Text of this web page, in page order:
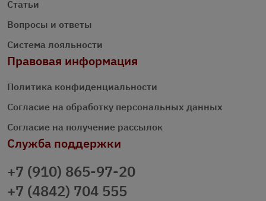
Статьи
Вопросы и ответы
Система лояльности
Правовая информация
Политика конфиденциальности
Согласие на обработку персональных данных
Согласие на получение рассылок
Служба поддержки
+7 (910) 865-97-20
+7 (4842) 704 555